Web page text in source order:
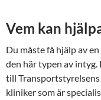
Vem kan
Du måste få hjälp av
den här typen av intyg.
till
kliniker som är